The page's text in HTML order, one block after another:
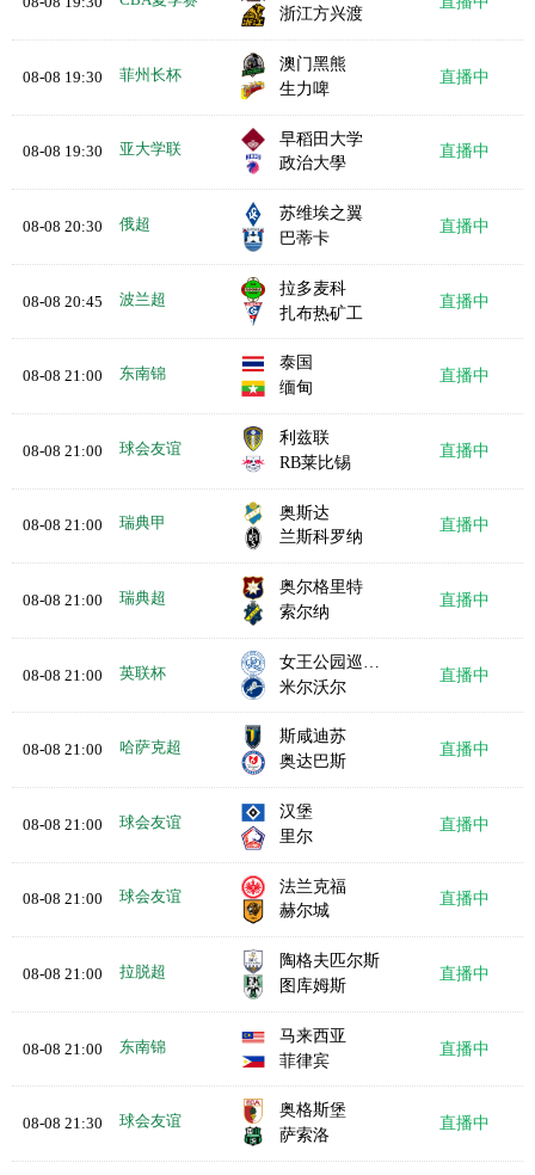
浙江方兴渡
08-08 19:30 菲州长杯
澳门黑熊
生力啤
直播中
08-08 19:30 亚大学联
早稻田大学
政治大學
直播中
08-08 20:30 俄超
苏维埃之翼
巴蒂卡
直播中
08-08 20:45 波兰超
拉多麦科
扎布热矿工
直播中
08-08 21:00 东南锦
泰国
缅甸
直播中
08-08 21:00 球会友谊
利兹联
RB莱比锡
直播中
08-08 21:00 瑞典甲
奥斯达
兰斯科罗纳
直播中
08-08 21:00 瑞典超
奥尔格里特
索尔纳
直播中
08-08 21:00 英联杯
女王公园巡游者
米尔沃尔
直播中
08-08 21:00 哈萨克超
斯咸迪苏
奥达巴斯
直播中
08-08 21:00 球会友谊
汉堡
里尔
直播中
08-08 21:00 球会友谊
法兰克福
赫尔城
直播中
08-08 21:00 拉脱超
陶格夫匹尔斯
图库姆斯
直播中
08-08 21:00 东南锦
马来西亚
菲律宾
直播中
08-08 21:30 球会友谊
奥格斯堡
萨索洛
直播中